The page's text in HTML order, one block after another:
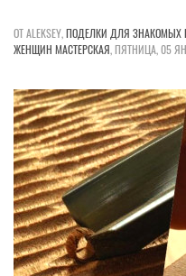
ОТ ALEKSEY,ПОДЕЛКИ ДЛЯ ЗНАКОМЫХ
ЖЕНЩИН МАСТЕРСКАЯ,ПЯТНИЦА, 05